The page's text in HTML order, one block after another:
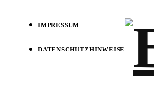
IMPRESSUM
DATENSCHUTZHINWEISE